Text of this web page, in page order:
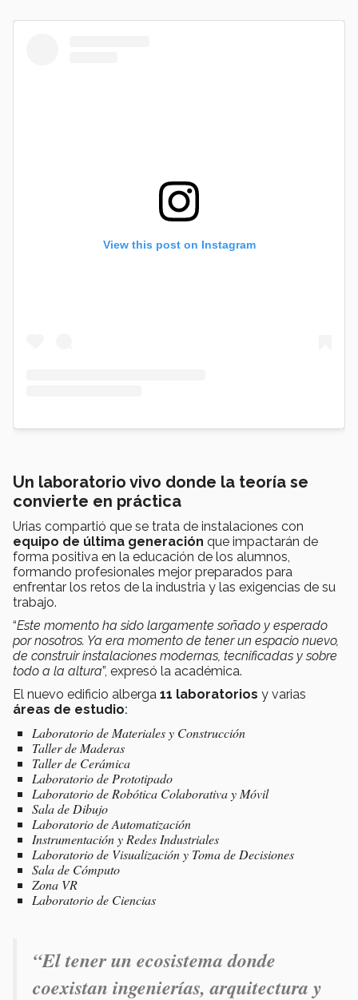
View this post on Instagram
Un laboratorio vivo donde la teoría se
convierte en práctica
Urias compartió que se trata de instalaciones con
equipo de última generación que impactarán de
forma positiva en la educación de los alumnos,
formando profesionales mejor preparados para
enfrentar los retos de la industria y las exigencias de su
trabajo.
“Este momento ha sido largamente soñado y esperado
por nosotros. Ya era momento de tener un espacio nuevo,
de construir instalaciones modernas, tecnificadas y sobre
todo a la altura”, expresó la académica.
El nuevo edificio alberga 11 laboratorios y varias
áreas de estudio:
Laboratorio de Materiales y Construcción
⁠Taller de Maderas
Taller de Cerámica
⁠Laboratorio de Prototipado
Laboratorio de Robótica Colaborativa y Móvil
Sala de Dibujo
⁠Laboratorio de Automatización
Instrumentación y Redes Industriales
⁠Laboratorio de Visualización y Toma de Decisiones
⁠Sala de Cómputo
Zona VR
⁠Laboratorio de Ciencias
“El tener un ecosistema donde
coexistan ingenierías, arquitectura y